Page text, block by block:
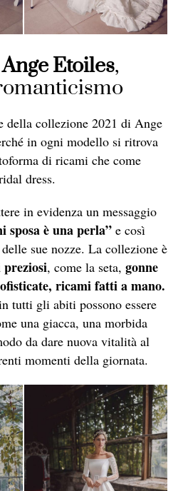
Ange Etoiles,
della collezione 2021 di Ange
in ogni modello si ritrova
di ricami che come
dress.
in evidenza un messaggio
sposa è una perla” e così
sue nozze. La collezione è
preziosi, come la seta, gonne
ricami fatti a mano.
tutti gli abiti possono essere
una giacca, una morbida
da dare nuova vitalità al
momenti della giornata.